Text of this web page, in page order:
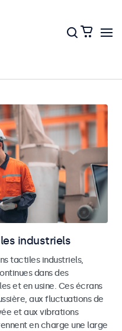
industriels
tactiles industriels,
dans des
et en usine. Ces écrans
aux fluctuations de
et aux vibrations
en charge une large